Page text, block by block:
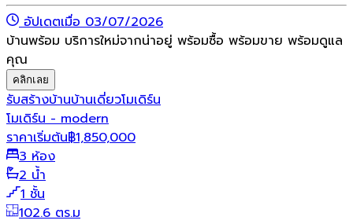
อัปเดตเมื่อ 03/07/2026
บ้านพร้อม บริการใหม่จากน่าอยู่ พร้อมซื้อ พร้อมขาย พร้อมดูแล
คุณ
คลิกเลย
รับสร้างบ้านบ้านเดี่ยวโมเดิร์น
โมเดิร์น - modern
ราคาเริ่มต้น฿1,850,000
3 ห้อง
2 น้ำ
1 ชั้น
102.6 ตร.ม